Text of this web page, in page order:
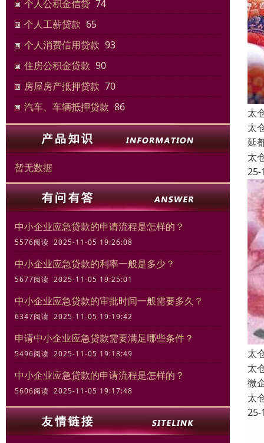
个人公积金信贷 74
个人工薪贷款 65
个人消费信用贷款 93
住房公积金贷款 90
房屋房产抵押贷款 70
汽车、车辆抵押贷款 86
暂无数据
中小企业应急贷款的申请流程是怎样的？
5576阅读 2025-11-05 19:26:08
中小企业应急贷款的利率一般是多少？
5677阅读 2025-11-05 19:25:01
中小企业应急贷款的审批时间一般需要多久？
6347阅读 2025-11-05 19:19:42
申请中小企业应急贷款需要满足哪些条件？
5496阅读 2025-11-05 19:18:49
中小企业应急贷款的申请流程是怎样的？
5606阅读 2025-11-05 19:17:48
太
太
延
太
25-
太
太
微
太
25-